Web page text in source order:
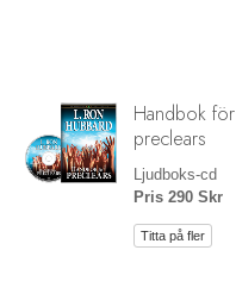
Handbok för
preclears
Ljudboks-cd
Pris 290 Skr
Titta på fler